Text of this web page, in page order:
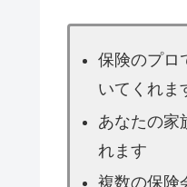
保険のプロ
いてくれま
あなたの家
れます
複数の保険